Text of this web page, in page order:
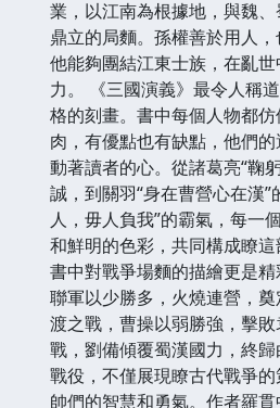
業，以江南為根據地，與魏
鼎立的局麵。孫權善於用人
他能夠團結江東士族，在亂
力。 《三國演義》最令人稱
格的刻畫。書中每個人物都
肉，有優點也有缺點，他們
動著讀者的心。從諸葛亮“鞠
誠，到關羽“身在曹營心在漢
人，毋人負我”的霸氣，每一
和鮮明的色彩，共同構成瞭這
書中對戰爭場麵的描繪更是
聯軍以少勝多，火燒連營，
渡之戰，曹操以弱勝強，擊
戰，劉備傾覆蜀漢國力，終
戰役，不僅展現瞭古代戰爭
帥們的智慧和勇氣。作者羅